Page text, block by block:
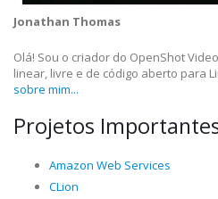
Jonathan Thomas
Olá! Sou o criador do OpenShot
linear, livre e de código aberto para
sobre mim...
Projetos
Amazon Web Services
CLion